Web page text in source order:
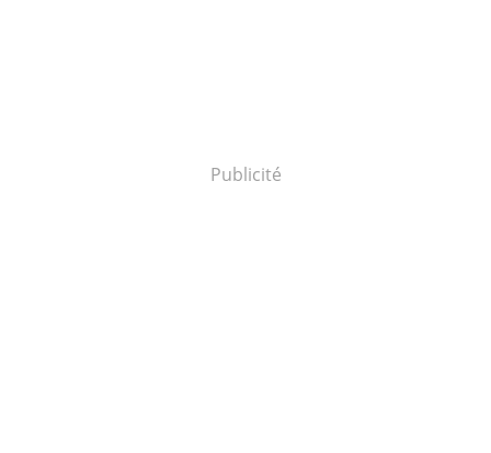
Publicité